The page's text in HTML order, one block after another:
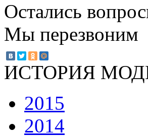
Остались
Мы перезвоним
ИСТОРИЯ
2015
2014